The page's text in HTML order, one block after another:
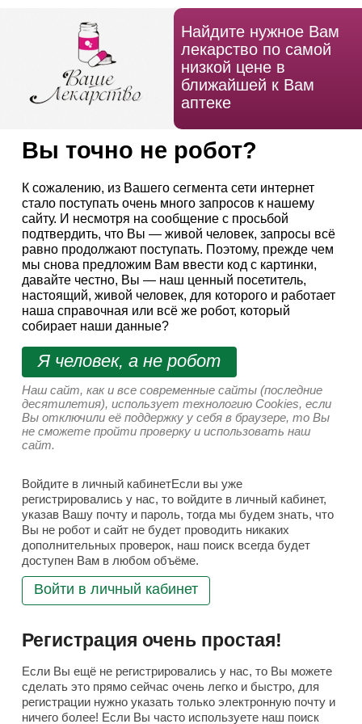
Найдите нужное Вам
лекарство по самой
низкой цене в
ближайшей к Вам
аптеке
Вы точно не робот?
К сожалению, из Вашего сегмента сети интернет
стало поступать очень много запросов к нашему
сайту. И несмотря на сообщение с просьбой
подтвердить, что Вы — живой человек, запросы всё
равно продолжают поступать. Поэтому, прежде чем
мы снова предложим Вам ввести код с картинки,
давайте честно, Вы — наш ценный посетитель,
настоящий, живой человек, для которого и работает
наша справочная или всё же робот, который
собирает наши данные?
Я человек, а не робот
Наш сайт, как и все современные сайты (последние
десятилетия), использует технологию Cookies, если
Вы отключили её поддержку у себя в браузере, то Вы
не сможете пройти проверку и использовать наш
сайт.
Войдите в личный кабинетЕсли вы уже
регистрировались у нас, то войдите в личный кабинет,
указав Вашу почту и пароль, тогда мы будем знать, что
Вы не робот и сайт не будет проводить никаких
дополнительных проверок, наш поиск всегда будет
доступен Вам в любом объёме.
Войти в личный кабинет
Регистрация очень простая!
Если Вы ещё не регистрировались у нас, то Вы можете
сделать это прямо сейчас очень легко и быстро, для
регистрации нужно указать только электронную почту и
ничего более! Если Вы часто используете наш поиск